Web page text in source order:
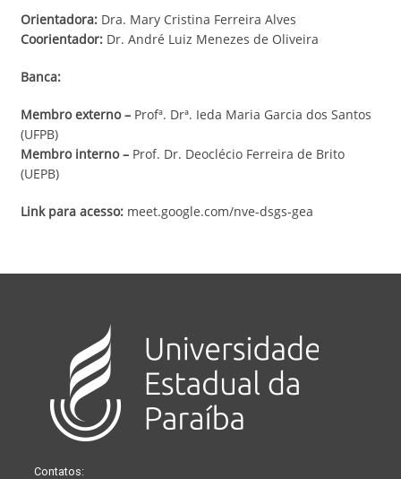
Orientadora: Dra. Mary Cristina Ferreira Alves
Coorientador: Dr. André Luiz Menezes de Oliveira
Banca:
Membro externo – Profª. Drª. Ieda Maria Garcia dos Santos
(UFPB)
Membro interno – Prof. Dr. Deoclécio Ferreira de Brito
(UEPB)
Link para acesso: meet.google.com/nve-dsgs-gea
Contatos: